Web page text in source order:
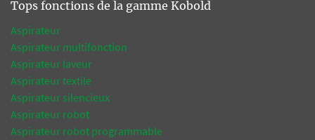
Tops fonctions de la gamme Kobold
Aspirateur
Aspirateur multifonction
Aspirateur laveur
Aspirateur textile
Aspirateur silencieux
Aspirateur robot
Aspirateur robot programmable